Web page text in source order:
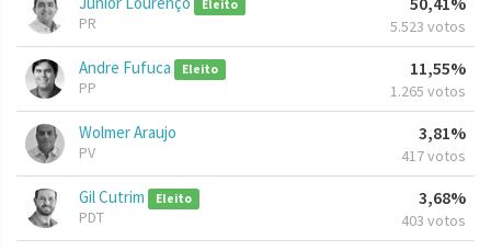
Eleito
PR 5.523 votos
Andre Fufuca Eleito
PP
11,55%
1.265 votos
Wolmer Araujo
PV
3,81%
417 votos
Gil Cutrim Eleito
PDT
3,68%
403 votos